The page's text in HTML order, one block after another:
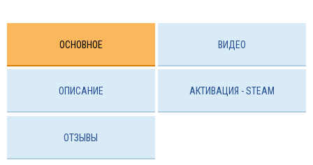
ОСНОВНОЕ ВИДЕО
ОПИСАНИЕ АКТИВАЦИЯ - STEAM
ОТЗЫВЫ